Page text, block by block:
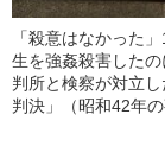
「殺意はなかった
生を強姦殺害した
判所と検察が対立
判決」（昭和42年の